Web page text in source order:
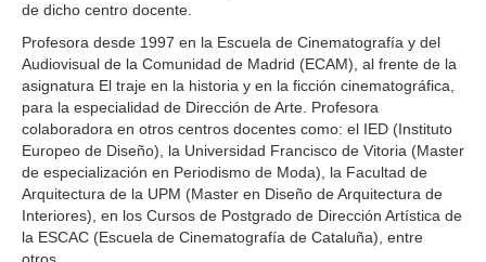
de dicho centro docente.
Profesora desde 1997 en la Escuela de Cinematografía y del
Audiovisual de la Comunidad de Madrid (ECAM), al frente de la
asignatura El traje en la historia y en la ficción cinematográfica,
para la especialidad de Dirección de Arte. Profesora
colaboradora en otros centros docentes como: el IED (Instituto
Europeo de Diseño), la Universidad Francisco de Vitoria (Master
de especialización en Periodismo de Moda), la Facultad de
Arquitectura de la UPM (Master en Diseño de Arquitectura de
Interiores), en los Cursos de Postgrado de Dirección Artística de
la ESCAC (Escuela de Cinematografía de Cataluña), entre